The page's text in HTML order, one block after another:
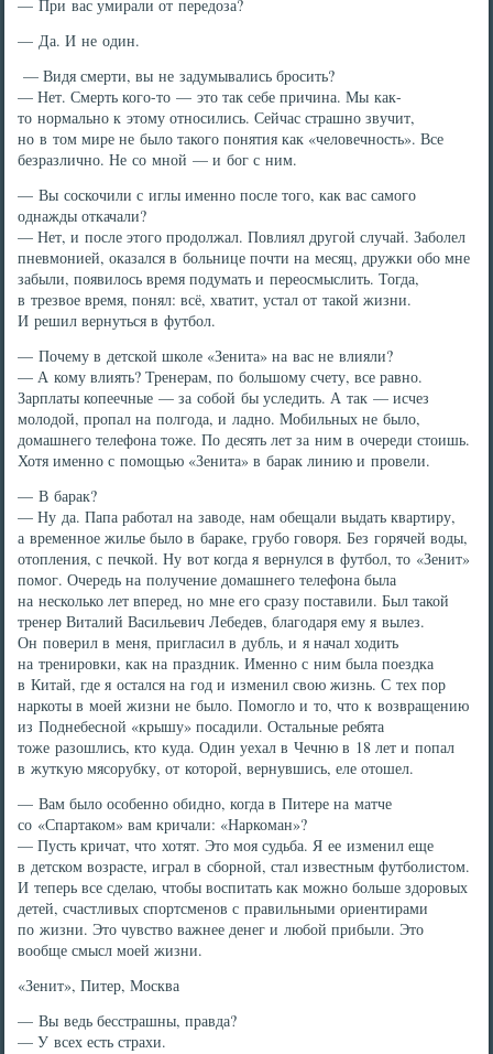
— При вас умирали от передоза?
— Да. И не один.
— Видя смерти, вы не задумывались бросить?
— Нет. Смерть кого-то — это так себе причина. Мы как-
то нормально к этому относились. Сейчас страшно звучит,
но в том мире не было такого понятия как «человечность». Все
безразлично. Не со мной — и бог с ним.
— Вы соскочили с иглы именно после того, как вас самого
однажды откачали?
— Нет, и после этого продолжал. Повлиял другой случай. Заболел
пневмонией, оказался в больнице почти на месяц, дружки обо мне
забыли, появилось время подумать и переосмыслить. Тогда,
в трезвое время, понял: всё, хватит, устал от такой жизни.
И решил вернуться в футбол.
— Почему в детской школе «Зенита» на вас не влияли?
— А кому влиять? Тренерам, по большому счету, все равно.
Зарплаты копеечные — за собой бы уследить. А так — исчез
молодой, пропал на полгода, и ладно. Мобильных не было,
домашнего телефона тоже. По десять лет за ним в очереди стоишь.
Хотя именно с помощью «Зенита» в барак линию и провели.
— В барак?
— Ну да. Папа работал на заводе, нам обещали выдать квартиру,
а временное жилье было в бараке, грубо говоря. Без горячей воды,
отопления, с печкой. Ну вот когда я вернулся в футбол, то «Зенит»
помог. Очередь на получение домашнего телефона была
на несколько лет вперед, но мне его сразу поставили. Был такой
тренер Виталий Васильевич Лебедев, благодаря ему я вылез.
Он поверил в меня, пригласил в дубль, и я начал ходить
на тренировки, как на праздник. Именно с ним была поездка
в Китай, где я остался на год и изменил свою жизнь. С тех пор
наркоты в моей жизни не было. Помогло и то, что к возвращению
из Поднебесной «крышу» посадили. Остальные ребята
тоже разошлись, кто куда. Один уехал в Чечню в 18 лет и попал
в жуткую мясорубку, от которой, вернувшись, еле отошел.
— Вам было особенно обидно, когда в Питере на матче
со «Спартаком» вам кричали: «Наркоман»?
— Пусть кричат, что хотят. Это моя судьба. Я ее изменил еще
в детском возрасте, играл в сборной, стал известным футболистом.
И теперь все сделаю, чтобы воспитать как можно больше здоровых
детей, счастливых спортсменов с правильными ориентирами
по жизни. Это чувство важнее денег и любой прибыли. Это
вообще смысл моей жизни.
«Зенит», Питер, Москва
— Вы ведь бесстрашны, правда?
— У всех есть страхи.